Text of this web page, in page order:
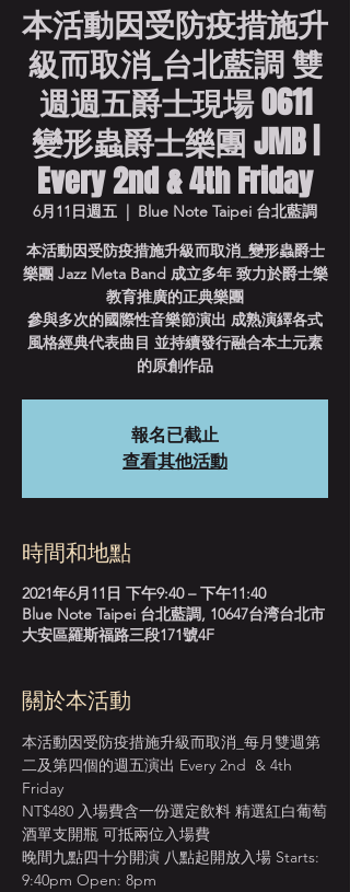
本活動因受防疫措施升
級而取消_台北藍調 雙
週週五爵士現場 0611
變形蟲爵士樂團 JMB |
Every 2nd & 4th Friday
6月11日週五
  |
Blue Note Taipei 台北藍調
本活動因受防疫措施升級而取消_變形蟲爵士
樂團 Jazz Meta Band 成立多年 致力於爵士樂
教育推廣的正典樂團
參與多次的國際性音樂節演出 成熟演繹各式
風格經典代表曲目 並持續發行融合本土元素
的原創作品
報名已截止
查看其他活動
時間和地點
2021年6月11日 下午9:40 – 下午11:40
Blue Note Taipei 台北藍調, 10647台湾台北市
大安區羅斯福路三段171號4F
關於本活動
本活動因受防疫措施升級而取消_每月雙週第
二及第四個的週五演出 Every 2nd  & 4th
Friday
NT$480 入場費含一份選定飲料 精選紅白葡萄
酒單支開瓶 可抵兩位入場費
晚間九點四十分開演 八點起開放入場 Starts:
9:40pm Open: 8pm